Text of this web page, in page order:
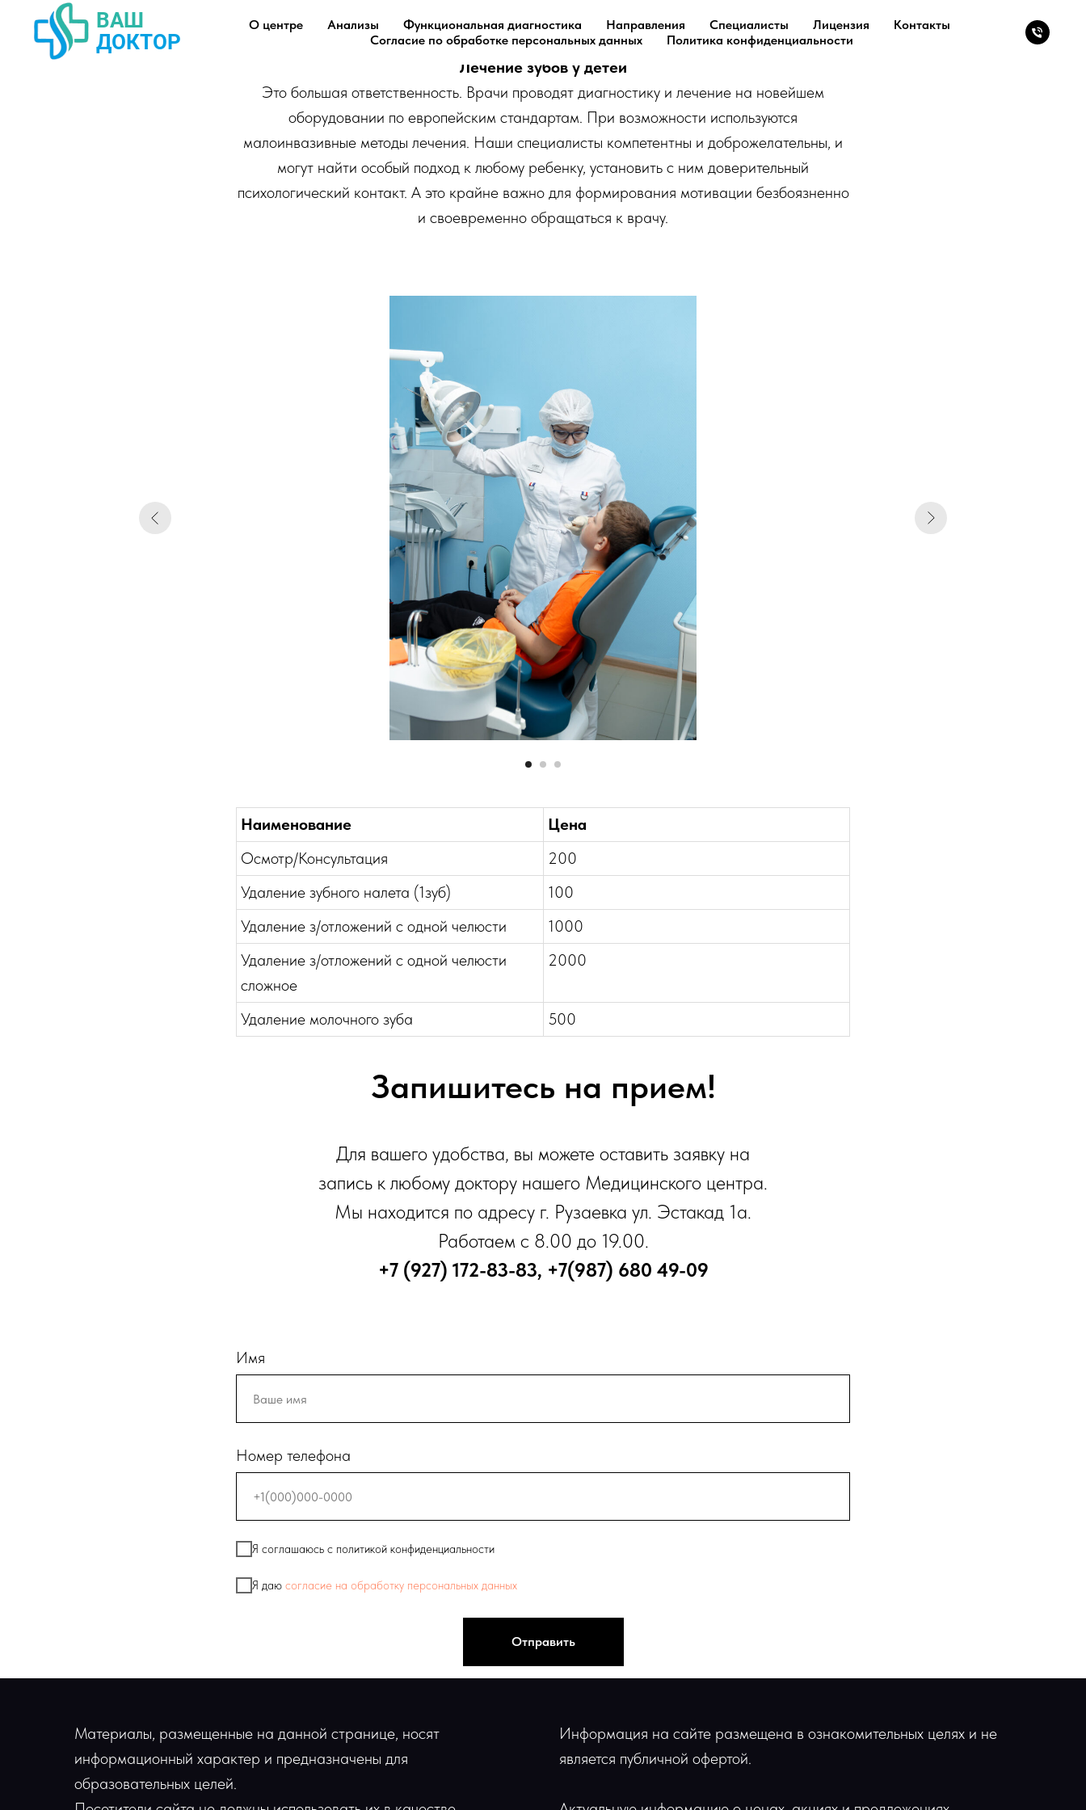
О центре Анализы Функциональная диагностика Направления Специалисты Лицензия
Контакты
Согласие по обработке персональных данных
Политика конфиденциальности
Лечение зубов у детей
Это большая ответственность. Врачи проводят диагностику и лечение на новейшем
оборудовании по европейским стандартам. При возможности используются
малоинвазивные методы лечения. Наши специалисты компетентны и доброжелательны, и
могут найти особый подход к любому ребенку, установить с ним доверительный
психологический контакт. А это крайне важно для формирования мотивации безбоязненно
и своевременно обращаться к врачу.
Наименование
Цена
Осмотр/Консультация
200
Удаление зубного налета (1зуб)
100
Удаление з/отложений с одной челюсти
1000
Удаление з/отложений с одной челюсти
сложное
2000
Удаление молочного зуба 500
Запишитесь на прием!
Для вашего удобства, вы можете оставить заявку на
запись к любому доктору нашего Медицинского центра.
Мы находится по адресу г. Рузаевка ул. Эстакад 1а.
Работаем с 8.00 до 19.00.
+7 (927) 172-83-83, +7(987) 680 49-09
Имя
Номер телефона
Я соглашаюсь с политикой конфиденциальности
Я даю согласие на обработку персональных данных
Отправить
Материалы, размещенные на данной странице, носят
информационный характер и предназначены для
образовательных целей.
Информация на сайте размещена в ознакомительных целях и не
является публичной офертой.